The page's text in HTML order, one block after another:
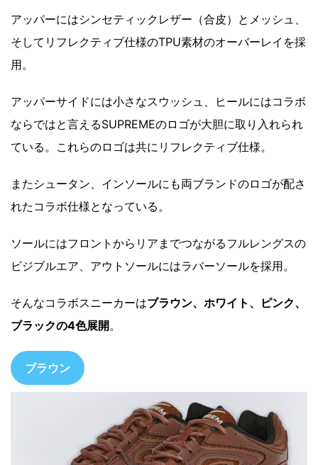
アッパーにはシンセティックレザー（合皮）とメッシュ、
そしてリフレクティブ仕様のTPU素材のオーバーレイを採
用。
アッパーサイドには小さなスウッシュ、ヒールにはコラボ
ならではと言えるSUPREMEのロゴが大胆に取り入れられ
ている。これらのロゴは共にリフレクティブ仕様。
またシュータン、インソールにも両ブランドのロゴが配さ
れたコラボ仕様となっている。
ソールにはフロントからリアまでつながるフルレングスの
ビジブルエア、アウトソールにはラバーソールを採用。
そんなコラボスニーカーはブラウン、ホワイト、ピンク、
ブラックの4色展開。
ブラウン